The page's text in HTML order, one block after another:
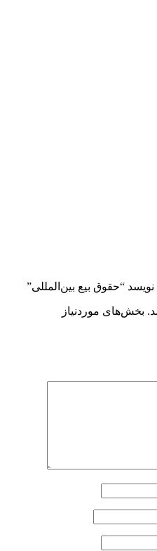
“حقوق بیع بین‌المللی”
بخش‌های موردنیاز